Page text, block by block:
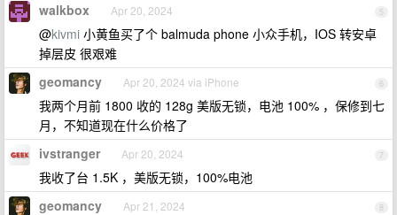
5
walkbox Apr 20, 2024
@kivmi 小黄鱼买了个 balmuda phone 小众手机，IOS 转安卓
掉层皮 很艰难
6
geomancy Apr 20, 2024 via iPhone
我两个月前 1800 收的 128g 美版无锁，电池 100% ，保修到七
月，不知道现在什么价格了
7
ivstranger Apr 20, 2024
我收了台 1.5K ，美版无锁，100%电池
8
geomancy Apr 21, 2024